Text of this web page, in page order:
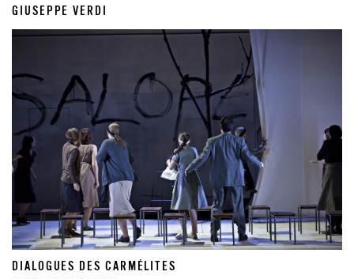
GIUSEPPE VERDI
DIALOGUES DES CARMÉLITES